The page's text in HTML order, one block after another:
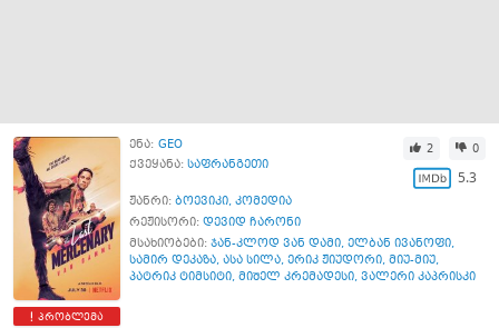
პრობლემა
ენა: GEO
ქვეყანა: საფრანგეთი
2 0
5.3
ჟანრი: ბოევიკი, კომედია
რეჟისორი: დევიდ ჩარონი
მსახიობები: ჯან-კლოდ ვან დამი, ელბან ივანოფი,
სამირ დეკაზა, ასა სილა, ერიკ ჟიუდორი, მიუ-მიუ,
პატრიკ ტიმსიტი, მიშელ კრემადესი, ვალერი კაპრისკი